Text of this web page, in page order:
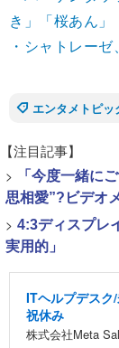
き」「桜あん」
・シャトレー
エンタメトピッ
【注目記事】
>
「今度一緒に
思相愛”?ビデオ
> 4:3ディスプレ
実用的」
ITヘルプデスク
祝休み
株式会社Meta